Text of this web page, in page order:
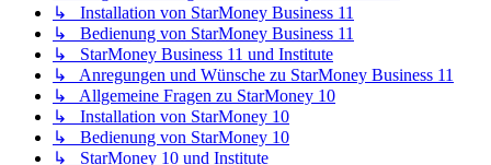
↳ Installation von StarMoney Business 11
↳ Bedienung von StarMoney Business 11
↳ StarMoney Business 11 und Institute
↳ Anregungen und Wünsche zu StarMoney Business 11
↳ Allgemeine Fragen zu StarMoney 10
↳ Installation von StarMoney 10
↳ Bedienung von StarMoney 10
↳ StarMoney 10 und Institute